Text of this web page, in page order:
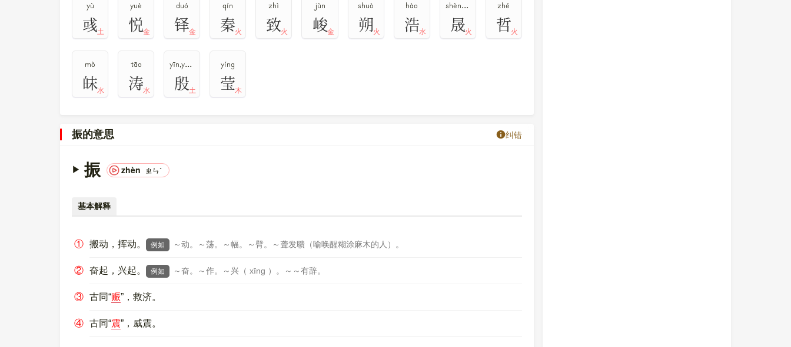
yù
彧土
yuè
悦金
duó
铎金
qín
秦火
zhì
致火
jùn
峻金
shuò
朔火
hào
浩水
shèng,chéng
晟火
zhé
哲火
mò
皌水
tāo
涛水
yīn,yān,yǐn
殷土
yíng
莹木
振的意思 纠错
振 zhèn ㄓㄣˋ
基本解释
① 搬动，挥动。 例如 ～动。～荡。～幅。～臂。～聋发聩（喻唤醒糊涂麻木的人）。
② 奋起，兴起。 例如 ～奋。～作。～兴（ xīng ）。～～有辞。
③ 古同“赈”，救济。
④ 古同“震”，威震。